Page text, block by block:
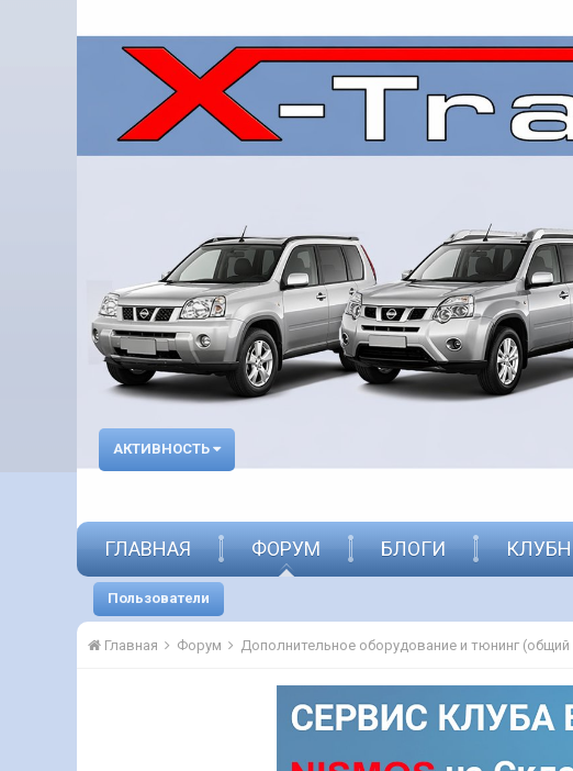
АКТИВНОСТЬ
ГЛАВНАЯ ФОРУМ
Пользователи
БЛОГИ
Главная Форум